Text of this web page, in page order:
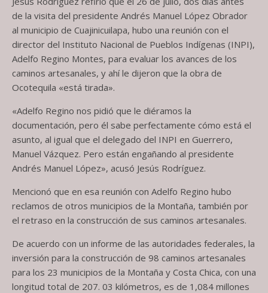
de la visita del presidente Andrés Manuel López Obrador
al municipio de Cuajinicuilapa, hubo una reunión con el
director del Instituto Nacional de Pueblos Indígenas (INPI),
Adelfo Regino Montes, para evaluar los avances de los
caminos artesanales, y ahí le dijeron que la obra de
Ocotequila «está tirada».
«Adelfo Regino nos pidió que le diéramos la
documentación, pero él sabe perfectamente cómo está el
asunto, al igual que el delegado del INPI en Guerrero,
Manuel Vázquez. Pero están engañando al presidente
Andrés Manuel López», acusó Jesús Rodríguez.
Mencionó que en esa reunión con Adelfo Regino hubo
reclamos de otros municipios de la Montaña, también por
el retraso en la construcción de sus caminos artesanales.
De acuerdo con un informe de las autoridades federales, la
inversión para la construcción de 98 caminos artesanales
para los 23 municipios de la Montaña y Costa Chica, con una
longitud total de 207. 03 kilómetros, es de 1,084 millones